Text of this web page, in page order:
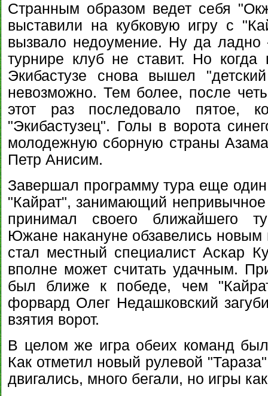
Странным образом ведет себя
выставили на кубковую игру с
вызвало недоумение. Ну да
турнире клуб не ставит. Но когда
Экибастузе снова вышел
невозможно. Тем более, после
этот раз последовало пятое,
"Экибастузец". Голы в ворота
молодежную сборную страны
Петр Анисим.
Завершал программу тура еще
"Кайрат", занимающий
принимал своего ближайшего
Южане накануне обзавелись
стал местный специалист Аскар
вполне может считать удачным.
был ближе к победе, чем
форвард Олег Недашковский
взятия ворот.
В целом же игра обеих команд
Как отметил новый рулевой
двигались, много бегали, но игры